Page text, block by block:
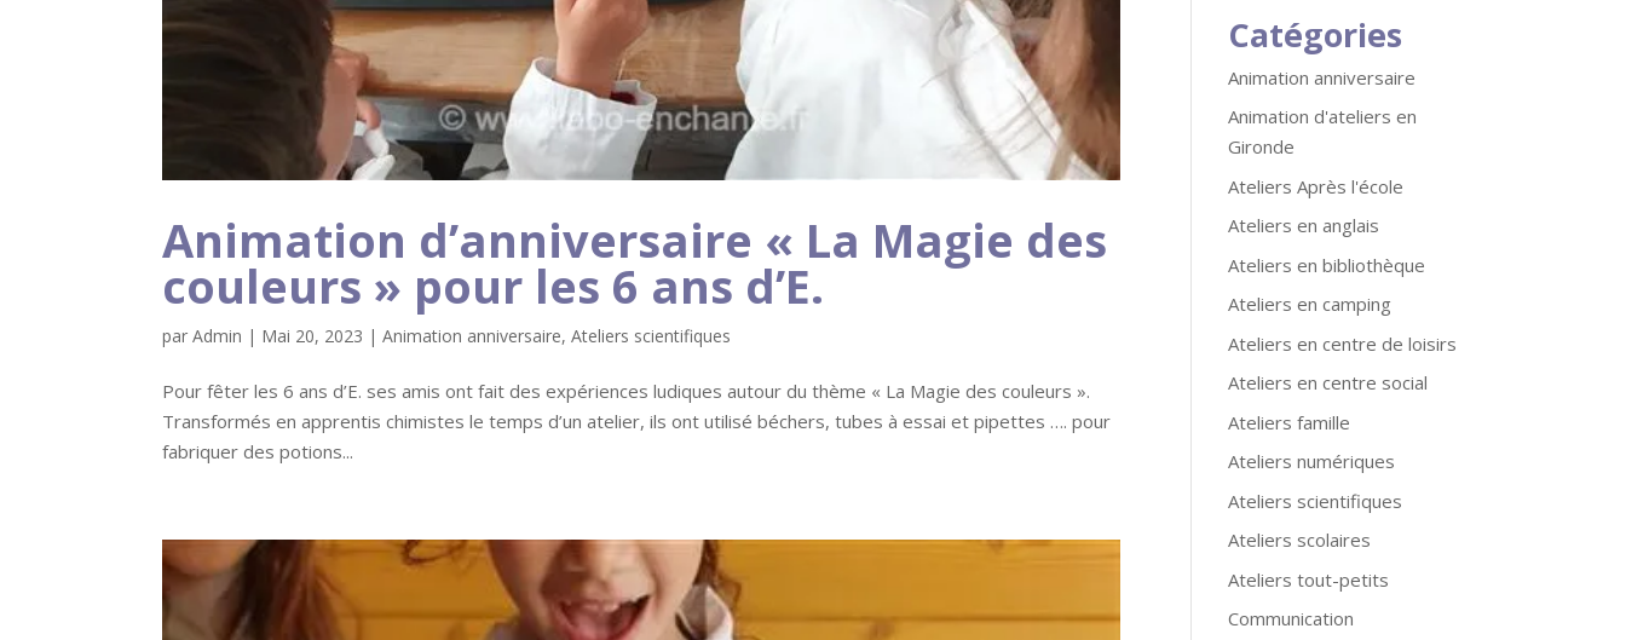
Animation d’anniversaire « La Magie des
couleurs » pour les 6 ans d’E.
parAdmin | Mai 20, 2023 |Animation anniversaire,Ateliers scientifiques
Pour fêter les 6 ans d’E. ses amis ont fait des expériences ludiques autour du thème « La Magie des couleurs ».
Transformés en apprentis chimistes le temps d’un atelier, ils ont utilisé béchers, tubes à essai et pipettes …. pour
fabriquer des potions...
Catégories
Animation anniversaire
Animation d'ateliers en
Gironde
Ateliers Après l'école
Ateliers en anglais
Ateliers en bibliothèque
Ateliers en camping
Ateliers en centre de loisirs
Ateliers en centre social
Ateliers famille
Ateliers numériques
Ateliers scientifiques
Ateliers scolaires
Ateliers tout-petits
Communication